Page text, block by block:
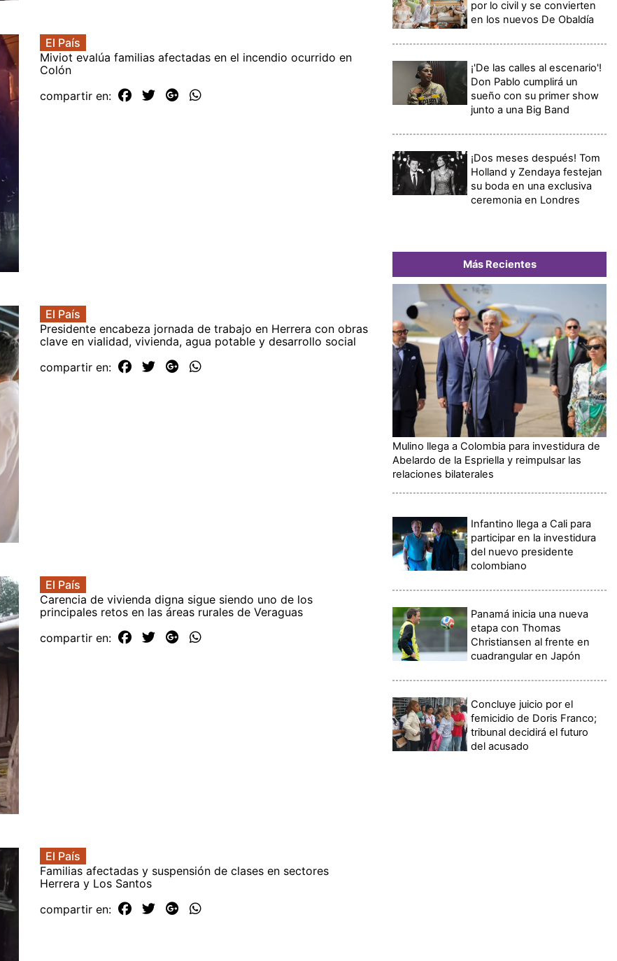
El País
Miviot evalúa familias afectadas en el incendio ocurrido en
Colón
compartir en:
El País
Presidente encabeza jornada de trabajo en Herrera con obras
clave en vialidad, vivienda, agua potable y desarrollo social
compartir en:
El País
Carencia de vivienda digna sigue siendo uno de los
principales retos en las áreas rurales de Veraguas
compartir en:
El País
Familias afectadas y suspensión de clases en sectores
Herrera y Los Santos
compartir en:
por lo civil y se convierten
en los nuevos De Obaldía
¡'De las calles al escenario'!
Don Pablo cumplirá un
sueño con su primer show
junto a una Big Band
¡Dos meses después! Tom
Holland y Zendaya festejan
su boda en una exclusiva
ceremonia en Londres
Más Recientes
Mulino llega a Colombia para investidura de
Abelardo de la Espriella y reimpulsar las
relaciones bilaterales
Infantino llega a Cali para
participar en la investidura
del nuevo presidente
colombiano
Panamá inicia una nueva
etapa con Thomas
Christiansen al frente en
cuadrangular en Japón
Concluye juicio por el
femicidio de Doris Franco;
tribunal decidirá el futuro
del acusado